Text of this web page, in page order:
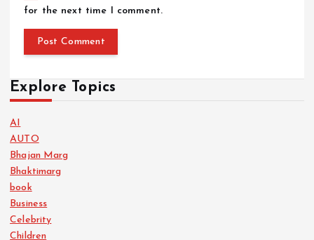
for the next time I comment.
Explore Topics
AI
AUTO
Bhajan Marg
Bhaktimarg
book
Business
Celebrity
Children